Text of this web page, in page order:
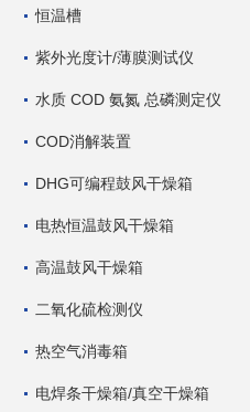
恒温槽
紫外光度计/薄膜测试仪
水质 COD 氨氮 总磷测定仪
COD消解装置
DHG可编程鼓风干燥箱
电热恒温鼓风干燥箱
高温鼓风干燥箱
二氧化硫检测仪
热空气消毒箱
电焊条干燥箱/真空干燥箱